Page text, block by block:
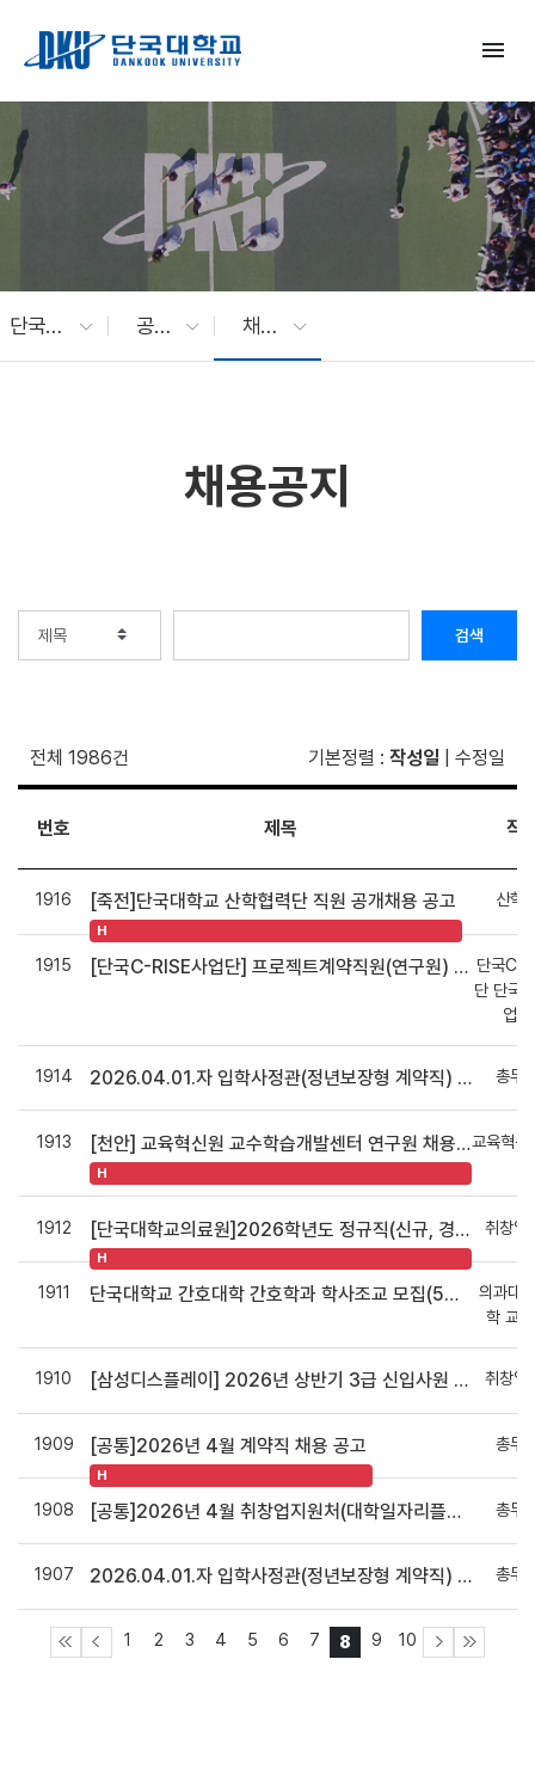
menu
단국대 소식 공지사항 채용공지
채용공지
검색
전체 1986건 기본정렬 : 작성일 수정일
번호 제목 작
1916 [죽전]단국대학교 산학협력단 직원 공개채용 공고
H
산학
1915 [단국C-RISE사업단] 프로젝트계약직원(연구원) 채용(천안캠퍼스) 단국C-
단 단국
업
1914 2026.04.01.자 입학사정관(정년보장형 계약직) 최종 합격자 발표 총무
1913 [천안] 교육혁신원 교수학습개발센터 연구원 채용 공고(연장)
H
교육혁신
1912 [단국대학교의료원]2026학년도 정규직(신규, 경력) 사무원(홍보) 채용 공고
H
취창업
1911 단국대학교 간호대학 간호학과 학사조교 모집(5월 1일자 임용)
의과대
학 교
1910 [삼성디스플레이] 2026년 상반기 3급 신입사원 채용 취창업
1909 [공통]2026년 4월 계약직 채용 공고
H
총무
1908 [공통]2026년 4월 취창업지원처(대학일자리플러스센터 포함) 계약직 채용 공고 총무
1907 2026.04.01.자 입학사정관(정년보장형 계약직) 채용 AI역량검사, 면접 안내 총무
1 2 3 4 5 6 7 8 9 10